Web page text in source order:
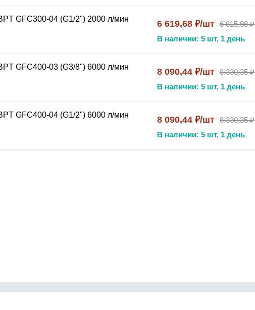
и лубрикатором NBPT GFC (1.6 MPA)
GFC300-04 (G1/2") 2000 л/мин
6 619,68 ₽/шт 6 815,98 ₽
В наличии: 5 шт, 1 день
GFC400-03 (G3/8") 6000 л/мин
8 090,44 ₽/шт 8 330,35 ₽
В наличии: 5 шт, 1 день
GFC400-04 (G1/2") 6000 л/мин
8 090,44 ₽/шт 8 330,35 ₽
В наличии: 5 шт, 1 день